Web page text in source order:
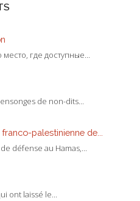
где доступные...
de non-dits...
palestinienne de...
défense au Hamas,...
ont laissé le...